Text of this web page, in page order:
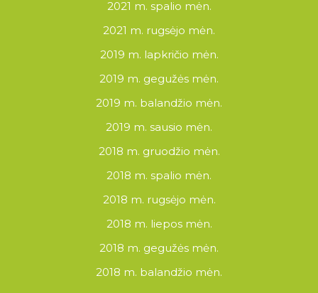
2021 m. spalio mėn.
2021 m. rugsėjo mėn.
2019 m. lapkričio mėn.
2019 m. gegužės mėn.
2019 m. balandžio mėn.
2019 m. sausio mėn.
2018 m. gruodžio mėn.
2018 m. spalio mėn.
2018 m. rugsėjo mėn.
2018 m. liepos mėn.
2018 m. gegužės mėn.
2018 m. balandžio mėn.